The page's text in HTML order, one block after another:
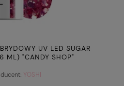
UV LED SUGAR
ML) "CANDY SHOP"
YOSHI